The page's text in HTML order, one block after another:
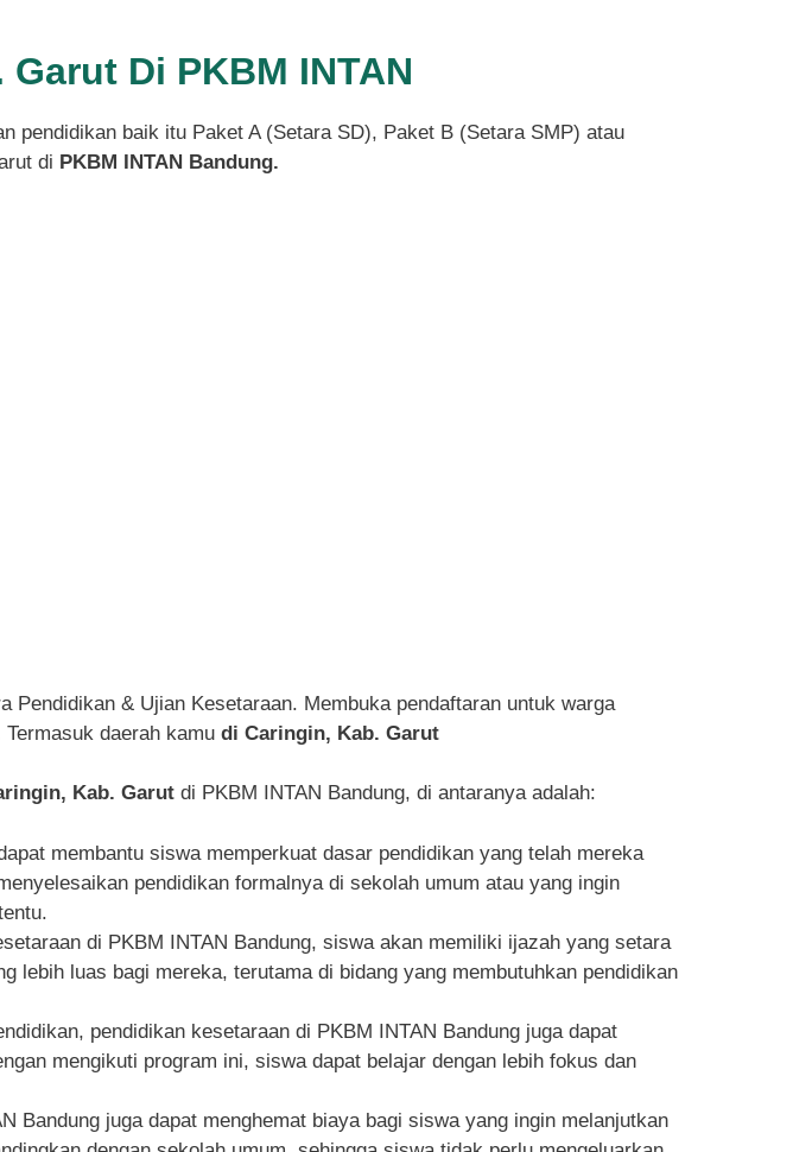
Di PKBM INTAN
pendidikan baik itu Paket A (Setara SD), Paket B (Setara SMP) atau
di PKBM INTAN Bandung.
Pendidikan & Ujian Kesetaraan. Membuka pendaftaran untuk warga
daerah kamu di Caringin, Kab. Garut
Kab. Garut di PKBM INTAN Bandung, di antaranya adalah:
membantu siswa memperkuat dasar pendidikan yang telah mereka
pendidikan formalnya di sekolah umum atau yang ingin
di PKBM INTAN Bandung, siswa akan memiliki ijazah yang setara
lebih luas bagi mereka, terutama di bidang yang membutuhkan pendidikan
pendidikan kesetaraan di PKBM INTAN Bandung juga dapat
mengikuti program ini, siswa dapat belajar dengan lebih fokus dan
Bandung juga dapat menghemat biaya bagi siswa yang ingin melanjutkan